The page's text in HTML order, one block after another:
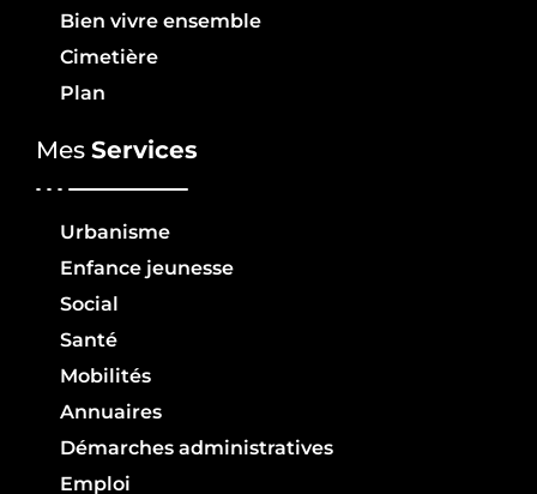
Bien vivre ensemble
Cimetière
Plan
Mes Services
Urbanisme
Enfance jeunesse
Social
Santé
Mobilités
Annuaires
Démarches administratives
Emploi